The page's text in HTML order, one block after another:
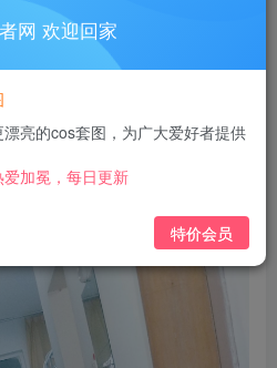
查看
3
钻石会员 免费
即购买
网 欢迎回家
亮的cos套图，为广大爱好者提供
加冕，每日更新
特价会员